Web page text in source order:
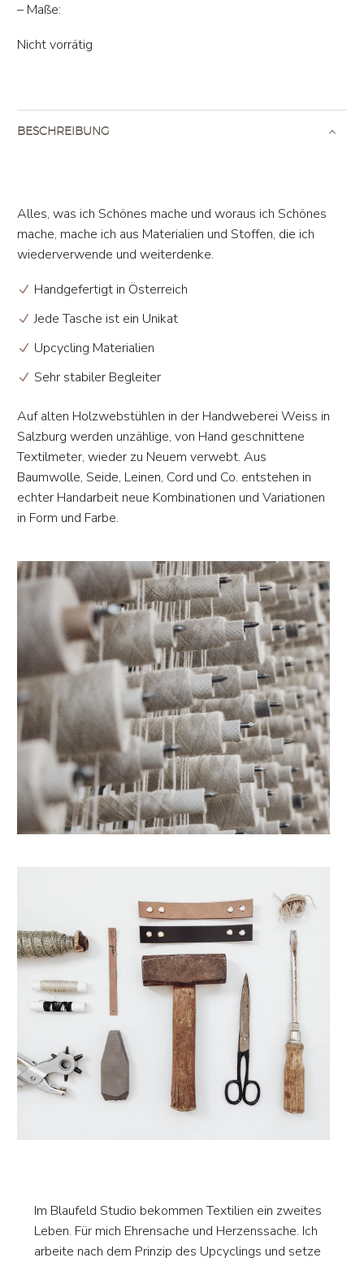
– Maße:
Nicht vorrätig
BESCHREIBUNG
Alles, was ich Schönes mache und woraus ich Schönes
mache, mache ich aus Materialien und Stoffen, die ich
wiederverwende und weiterdenke.
Handgefertigt in Österreich
Jede Tasche ist ein Unikat
Upcycling Materialien
Sehr stabiler Begleiter
Auf alten Holzwebstühlen in der Handweberei Weiss in
Salzburg werden unzählige, von Hand geschnittene
Textilmeter, wieder zu Neuem verwebt. Aus
Baumwolle, Seide, Leinen, Cord und Co. entstehen in
echter Handarbeit neue Kombinationen und Variationen
in Form und Farbe.
Im Blaufeld Studio bekommen Textilien ein zweites
Leben. Für mich Ehrensache und Herzenssache. Ich
arbeite nach dem Prinzip des Upcyclings und setze